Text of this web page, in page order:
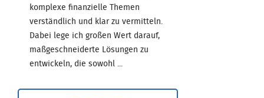
komplexe finanzielle Themen
verständlich und klar zu vermitteln.
Dabei lege ich großen Wert darauf,
maßgeschneiderte Lösungen zu
entwickeln, die sowohl ...